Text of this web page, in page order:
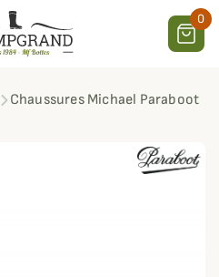
0
Chaussures Michael Paraboot